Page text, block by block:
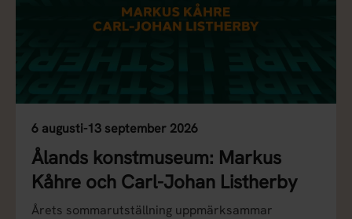
6 augusti-13 september 2026
Ålands konstmuseum: Markus
Kåhre och Carl-Johan Listherby
Årets sommarutställning uppmärksammar